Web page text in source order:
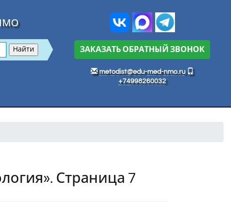
ЗАКАЗАТЬ ОБРАТНЫЙ ЗВОНОК
metodist@edu-med-nmo.ru
+74998260032
Страница 7